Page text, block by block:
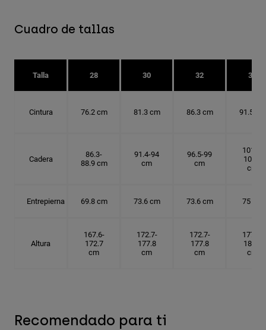
Cuadro de tallas
Talla 28 30 32 34
Cintura 76.2 cm 81.3 cm 86.3 cm 91.5 cm
Cadera
86.3-
88.9 cm
91.4-94
cm
96.5-99
cm
101.6-
104.1
cm
Entrepierna 69.8 cm 73.6 cm 73.6 cm 75 cm
Altura
167.6-
172.7
cm
172.7-
177.8
cm
172.7-
177.8
cm
177.8-
182.9
cm
Recomendado para ti